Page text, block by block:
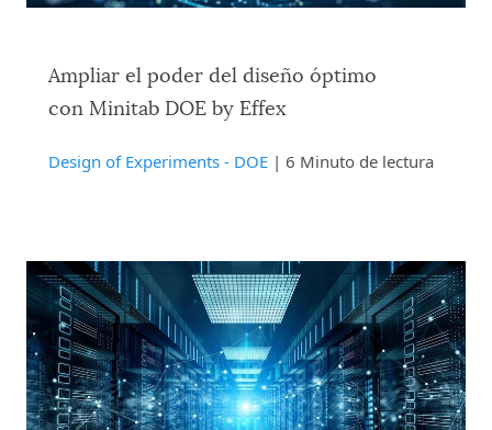
Ampliar el poder del diseño óptimo
con Minitab DOE by Effex
Design of Experiments - DOE | 6 Minuto de lectura